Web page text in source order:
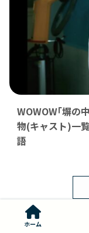
WOWOW｢塀の
物(キャスト)一
語
ホーム